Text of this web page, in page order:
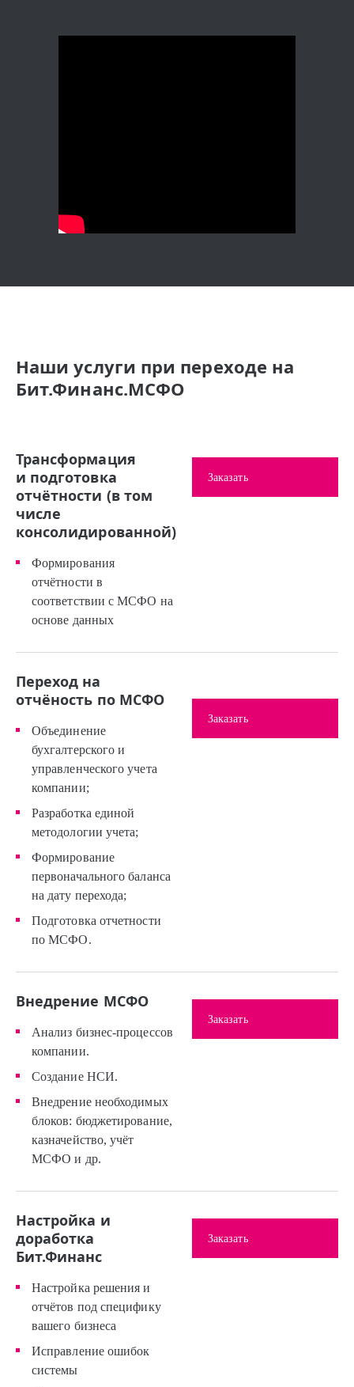
Наши услуги при переходе на
Бит.Финанс.МСФО
Трансформация
и подготовка
отчётности (в том
числе
консолидированной)
Формирования
отчётности в
соответствии с МСФО на
основе данных
Заказать
Переход на
отчёность по МСФО
Объединение
бухгалтерского и
управленческого учета
компании;
Разработка единой
методологии учета;
Формирование
первоначального баланса
на дату перехода;
Подготовка отчетности
по МСФО.
Заказать
Внедрение МСФО
Анализ бизнес-процессов
компании.
Создание НСИ.
Внедрение необходимых
блоков: бюджетирование,
казначейство, учёт
МСФО и др.
Заказать
Настройка и
доработка
Бит.Финанс
Настройка решения и
отчётов под специфику
вашего бизнеса
Исправление ошибок
системы
Заказать